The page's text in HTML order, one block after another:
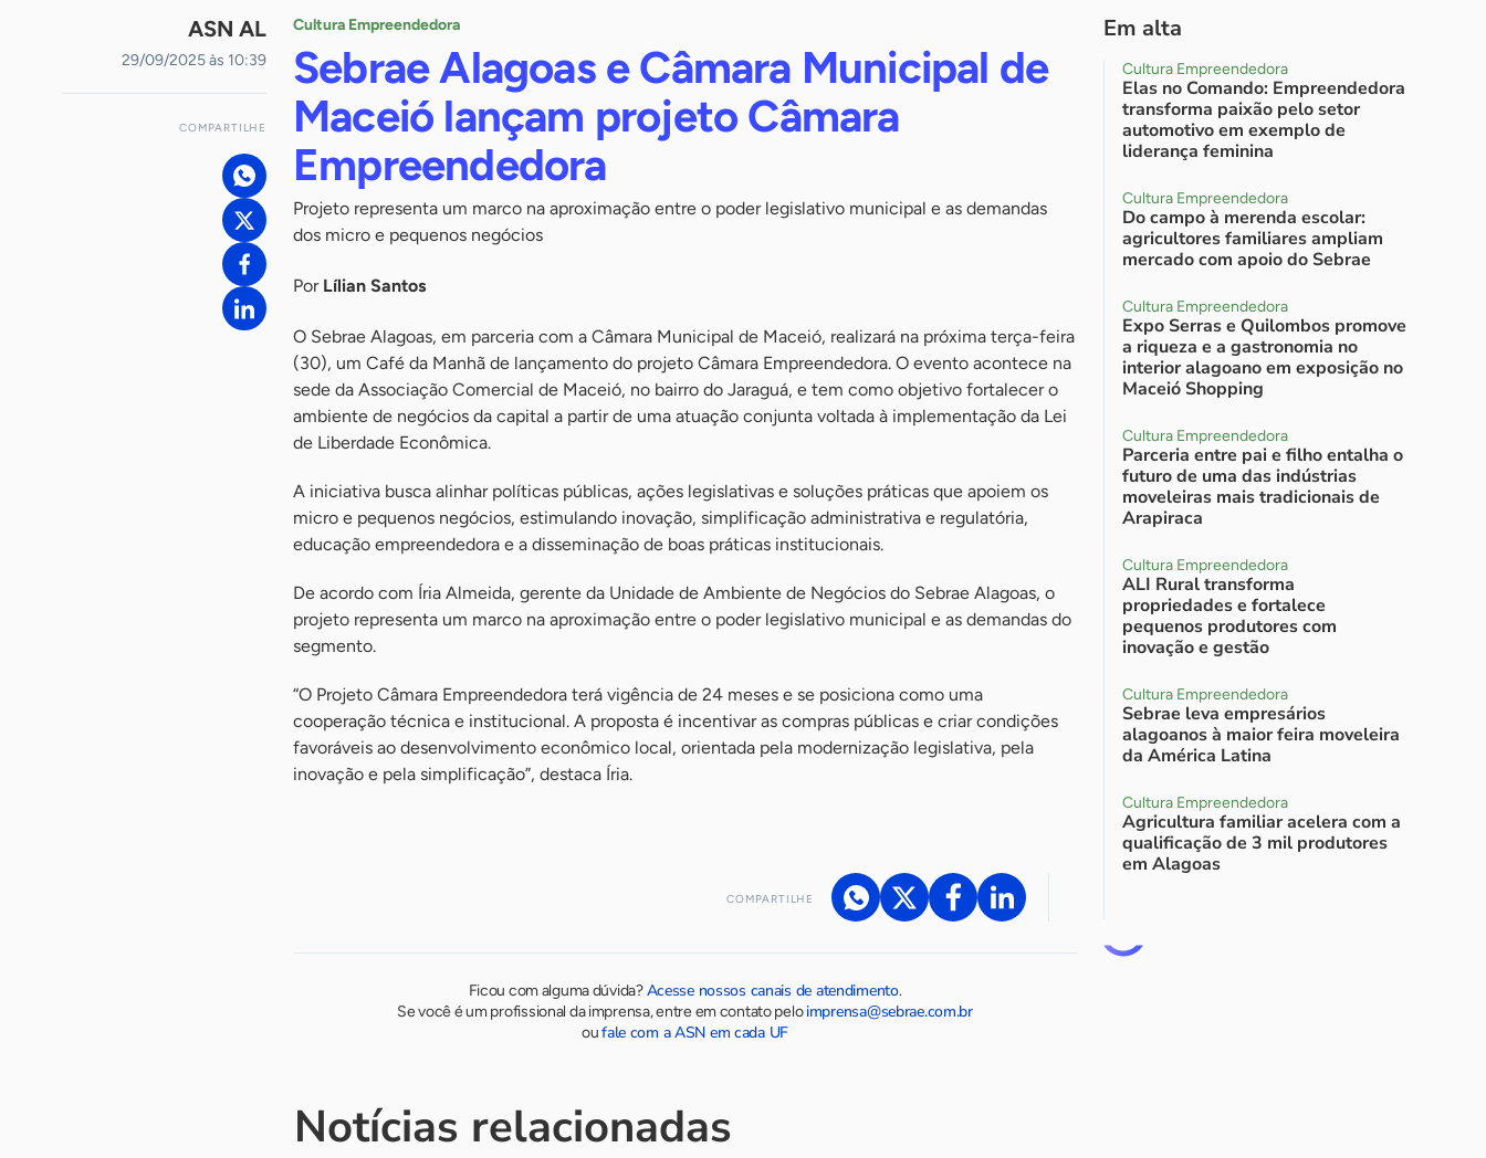
ASN AL
29/09/2025 às 10:39
COMPARTILHE
Cultura Empreendedora
Sebrae Alagoas e Câmara Municipal de
Maceió lançam projeto Câmara
Empreendedora
Projeto representa um marco na aproximação entre o poder legislativo municipal e as demandas
dos micro e pequenos negócios
Por Lílian Santos
O Sebrae Alagoas, em parceria com a Câmara Municipal de Maceió, realizará na próxima terça-feira
(30), um Café da Manhã de lançamento do projeto Câmara Empreendedora. O evento acontece na
sede da Associação Comercial de Maceió, no bairro do Jaraguá, e tem como objetivo fortalecer o
ambiente de negócios da capital a partir de uma atuação conjunta voltada à implementação da Lei
de Liberdade Econômica.
A iniciativa busca alinhar políticas públicas, ações legislativas e soluções práticas que apoiem os
micro e pequenos negócios, estimulando inovação, simplificação administrativa e regulatória,
educação empreendedora e a disseminação de boas práticas institucionais.
De acordo com Íria Almeida, gerente da Unidade de Ambiente de Negócios do Sebrae Alagoas, o
projeto representa um marco na aproximação entre o poder legislativo municipal e as demandas do
segmento.
“O Projeto Câmara Empreendedora terá vigência de 24 meses e se posiciona como uma
cooperação técnica e institucional. A proposta é incentivar as compras públicas e criar condições
favoráveis ao desenvolvimento econômico local, orientada pela modernização legislativa, pela
inovação e pela simplificação”, destaca Íria.
COMPARTILHE
Ficou com alguma dúvida?Acesse nossos canais de atendimento.
Se você é um profissional da imprensa, entre em contato peloimprensa@sebrae.com.br
oufale com a ASN em cada UF
Em alta
Cultura Empreendedora
Elas no Comando: Empreendedora
transforma paixão pelo setor
automotivo em exemplo de
liderança feminina
Cultura Empreendedora
Do campo à merenda escolar:
agricultores familiares ampliam
mercado com apoio do Sebrae
Cultura Empreendedora
Expo Serras e Quilombos promove
a riqueza e a gastronomia no
interior alagoano em exposição no
Maceió Shopping
Cultura Empreendedora
Parceria entre pai e filho entalha o
futuro de uma das indústrias
moveleiras mais tradicionais de
Arapiraca
Cultura Empreendedora
ALI Rural transforma
propriedades e fortalece
pequenos produtores com
inovação e gestão
Cultura Empreendedora
Sebrae leva empresários
alagoanos à maior feira moveleira
da América Latina
Cultura Empreendedora
Agricultura familiar acelera com a
qualificação de 3 mil produtores
em Alagoas
Notícias relacionadas